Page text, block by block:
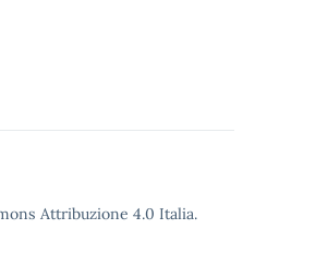
Attribuzione 4.0 Italia.